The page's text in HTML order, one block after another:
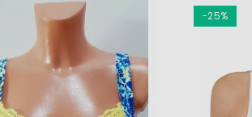
−25%